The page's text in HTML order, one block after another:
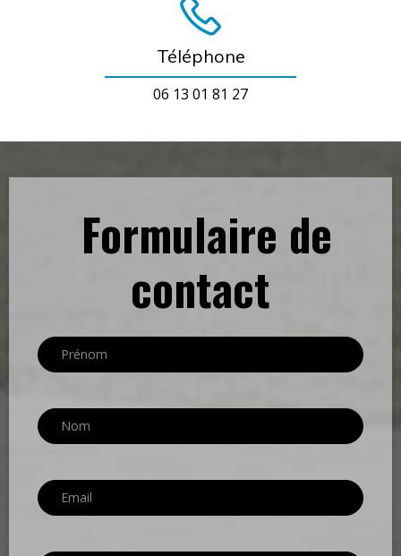
Téléphone
06 13 01 81 27
Formulaire de
contact